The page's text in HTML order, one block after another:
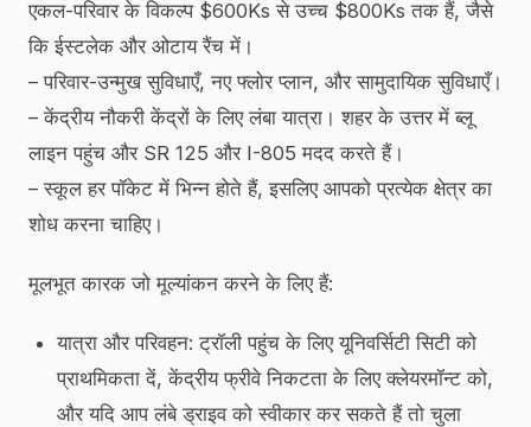
एकल-परिवार के विकल्प $600Ks से उच्च $800Ks तक हैं, जैसे
कि ईस्टलेक और ओटाय रैंच में।
– परिवार-उन्मुख सुविधाएँ, नए फ्लोर प्लान, और सामुदायिक सुविधाएँ।
– केंद्रीय नौकरी केंद्रों के लिए लंबा यात्रा। शहर के उत्तर में ब्लू
लाइन पहुंच और SR 125 और I-805 मदद करते हैं।
– स्कूल हर पॉकेट में भिन्न होते हैं, इसलिए आपको प्रत्येक क्षेत्र का
शोध करना चाहिए।
मूलभूत कारक जो मूल्यांकन करने के लिए हैं:
यात्रा और परिवहन: ट्रॉली पहुंच के लिए यूनिवर्सिटी सिटी को
प्राथमिकता दें, केंद्रीय फ्रीवे निकटता के लिए क्लेयरमॉन्ट को,
और यदि आप लंबे ड्राइव को स्वीकार कर सकते हैं तो चुला